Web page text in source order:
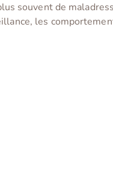
souvent de
les